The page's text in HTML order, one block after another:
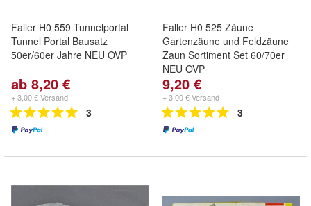
Faller H0 559 Tunnelportal
Tunnel Portal Bausatz
50er/60er Jahre NEU OVP
ab 8,20 €
+ 3,00 € Versand
3
Faller H0 525 Zäune
Gartenzäune und Feldzäune
Zaun Sortiment Set 60/70er
NEU OVP
9,20 €
+ 3,00 € Versand
3